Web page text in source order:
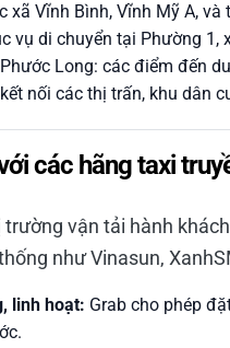
xã Vĩnh Bình, Vĩnh Mỹ A,
vụ di chuyển tại Phường
Long: các điểm đến
nối các thị trấn, khu dân
các hãng taxi
vận tải hành
như Vinasun,
linh hoạt: Grab cho phép